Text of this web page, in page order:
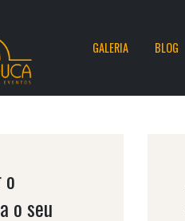
GALERIA BLOG
o
o seu